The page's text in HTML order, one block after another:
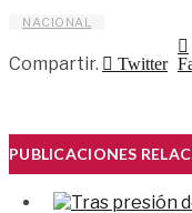
NACIONAL
Compartir. Twitter
PUBLICACIONES